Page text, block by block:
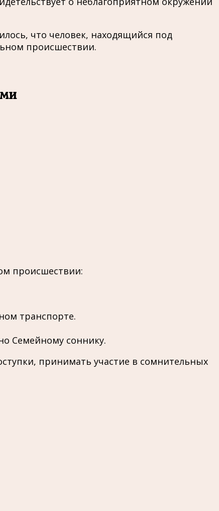
что человек, находящийся под
происшествии.
происшествии:
транспорте.
Семейному соннику.
принимать участие в сомнительных